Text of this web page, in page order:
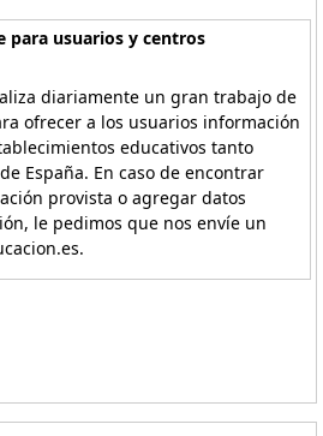
usuarios y centros
diariamente un gran trabajo de
ofrecer a los usuarios información
educativos tanto
España. En caso de encontrar
provista o agregar datos
le pedimos que nos envíe un